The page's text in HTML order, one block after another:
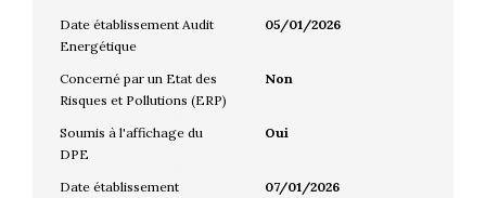
Date établissement Audit
Energétique
05/01/2026
Concerné par un Etat des
Risques et Pollutions (ERP)
Non
Soumis à l'affichage du
DPE
Oui
Date établissement
07/01/2026